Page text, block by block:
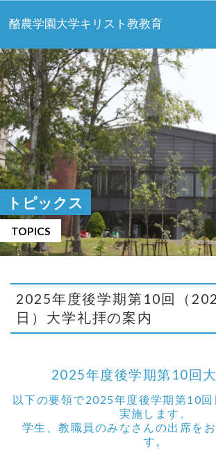
酪農学園大学キリスト教教育
トピックス
TOPICS
2025年度後学期第10回（
日）大学礼拝の案内
2025年度後学期第10回
以下の要領で2025年度後学期第10
実施します。
学生、教職員のみなさんの出席を
す。